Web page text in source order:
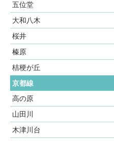
五位堂
大和八木
桜井
榛原
桔梗が丘
京都線
高の原
山田川
木津川台